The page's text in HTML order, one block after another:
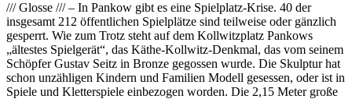
/// Glosse /// – In Pankow gibt es eine Spielplatz-Krise. 40 der
insgesamt 212 öffentlichen Spielplätze sind teilweise oder gänzlich
gesperrt. Wie zum Trotz steht auf dem Kollwitzplatz Pankows
„ältestes Spielgerät“, das Käthe-Kollwitz-Denkmal, das vom seinem
Schöpfer Gustav Seitz in Bronze gegossen wurde. Die Skulptur hat
schon unzähligen Kindern und Familien Modell gesessen, oder ist in
Spiele und Kletterspiele einbezogen worden. Die 2,15 Meter große